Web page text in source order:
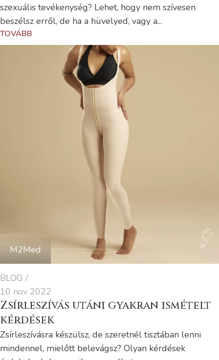
szexuális tevékenység? Lehet, hogy nem szívesen
beszélsz erről, de ha a hüvelyed, vagy a...
TOVÁBB
M2Med
BLOG
10 nov 2022
Zsírleszívás utáni gyakran ismételt
kérdések
Zsírleszívásra készülsz, de szeretnél tisztában lenni
mindennel, mielőtt belevágsz? Olyan kérdések